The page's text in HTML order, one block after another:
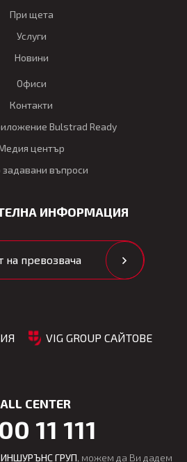
При щета
Услуги
Новини
Офиси
Контакти
Bulstrad Ready
център
задавани въпроси
ИНФОРМАЦИЯ
на превозвача
VIG GROUP САЙТОВЕ
CENTER
11 111
ГРУП, можем да Ви дадем